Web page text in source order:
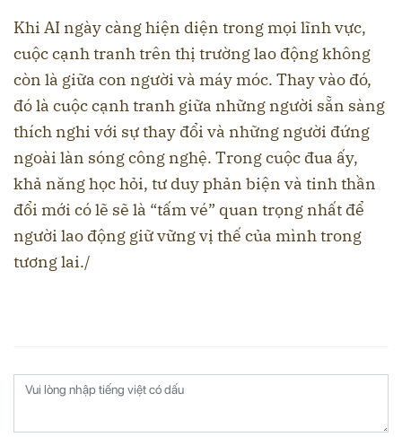
Khi AI ngày càng hiện diện trong mọi lĩnh vực,
cuộc cạnh tranh trên thị trường lao động không
còn là giữa con người và máy móc. Thay vào đó,
đó là cuộc cạnh tranh giữa những người sẵn sàng
thích nghi với sự thay đổi và những người đứng
ngoài làn sóng công nghệ. Trong cuộc đua ấy,
khả năng học hỏi, tư duy phản biện và tinh thần
đổi mới có lẽ sẽ là “tấm vé” quan trọng nhất để
người lao động giữ vững vị thế của mình trong
tương lai./